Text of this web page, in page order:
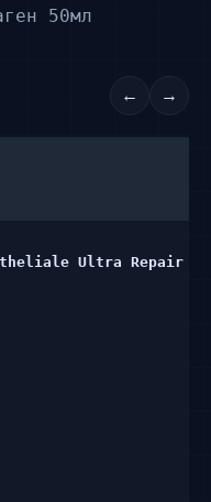
50мл
← →
Ultra Repair